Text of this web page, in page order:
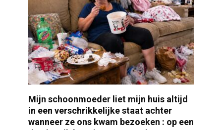
Mijn schoonmoeder liet mijn huis altijd
in een verschrikkelijke staat achter
wanneer ze ons kwam bezoeken : op een